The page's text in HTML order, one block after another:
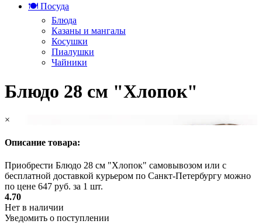
🍽️ Посуда
Блюда
Казаны и мангалы
Косушки
Пиалушки
Чайники
Блюдо 28 см "Хлопок"
×
Описание товара:
Приобрести Блюдо 28 см "Хлопок" самовывозом или с
бесплатной доставкой курьером по Санкт-Петербургу можно
по цене 647 руб. за 1 шт.
4.70
Нет в наличии
Уведомить о поступлении